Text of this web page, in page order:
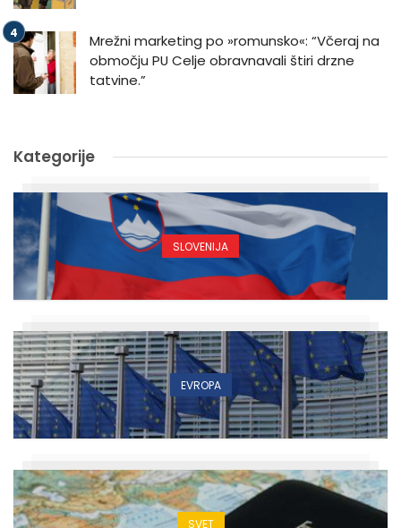
Mrežni marketing po »romunsko«: “Včeraj na
območju PU Celje obravnavali štiri drzne
tatvine.”
Kategorije
SLOVENIJA
EVROPA
SVET